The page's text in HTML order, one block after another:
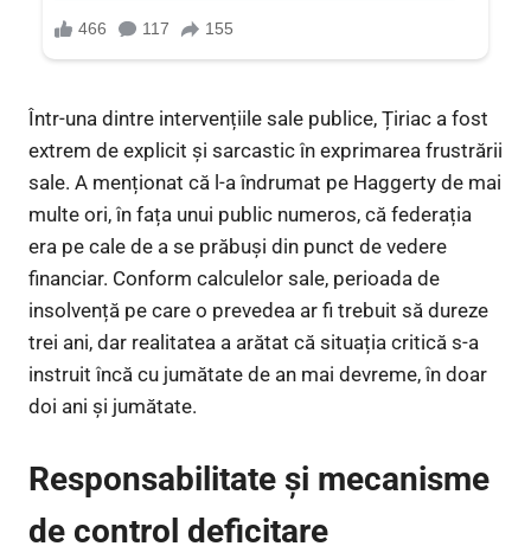
Într-una dintre intervențiile sale publice, Țiriac a fost
extrem de explicit și sarcastic în exprimarea frustrării
sale. A menționat că l-a îndrumat pe Haggerty de mai
multe ori, în fața unui public numeros, că federația
era pe cale de a se prăbuși din punct de vedere
financiar. Conform calculelor sale, perioada de
insolvență pe care o prevedea ar fi trebuit să dureze
trei ani, dar realitatea a arătat că situația critică s-a
instruit încă cu jumătate de an mai devreme, în doar
doi ani și jumătate.
Responsabilitate și mecanisme
de control deficitare